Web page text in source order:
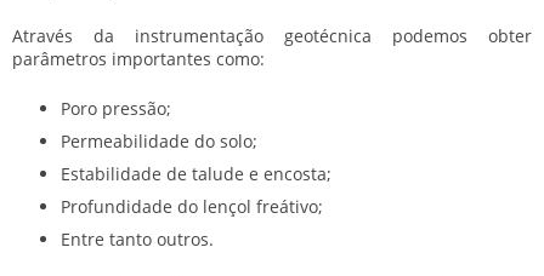
Através da instrumentação geotécnica podemos obter
parâmetros importantes como:
Poro pressão;
Permeabilidade do solo;
Estabilidade de talude e encosta;
Profundidade do lençol freátivo;
Entre tanto outros.